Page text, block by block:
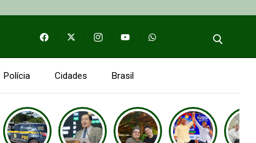
Polícia Cidades Brasil